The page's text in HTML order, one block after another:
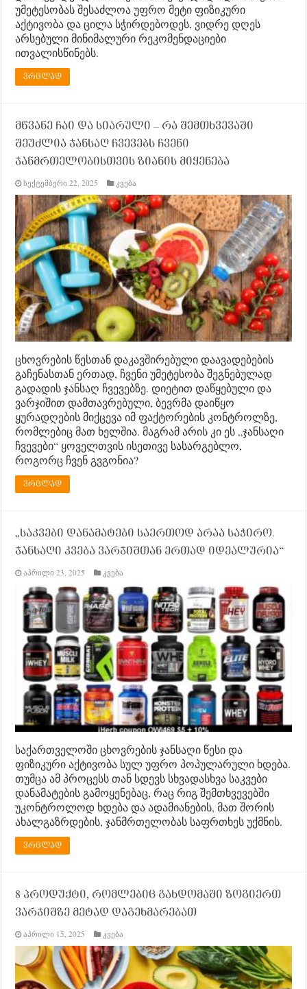
უმეტესობას შესაძლოა უფრო მეტი ფიზიკური
აქტივობა და ცილა სჭირდებოდეს, ვიდრე დღეს
არსებული მინიმალური რეკომენდაციები
ითვალისწინებს.
ვრცლად
მწვანე ჩაი და სიარული – რა შემთხვევაში
შეუძლია ჯანსაღ ჩვევებს ჩვენი
ჯანმრთელობისთვის ზიანის მიყენება
სექტემბერი 22, 2025 კვება
ცხოვრების წესთან დაკავშირებული დაავადებების
გაჩენასთან ერთად, ჩვენი უმეტესობა შეგნებულად
გადადის ჯანსაღ ჩვევებზე. დიეტით დაწყებული და
ვარჯიშით დამთავრებული, ბევრმა დაიწყო
ყურადღების მიქცევა იმ ფაქტორების კონტროლზე,
რომლებიც მათ ხელშია. მაგრამ არის კი ეს „ჯანსაღი
ჩვევები“ ყოველთვის ისეთივე სასარგებლო,
როგორც ჩვენ გვგონია?
ვრცლად
„საკვები დანამატები საერთოდ არაა საჭირო.
ჯანსაღი კვება ვარჯიშთან ერთად იდეალურია“
აპრილი 23, 2025 კვება
საქართველოში ცხოვრების ჯანსაღი წესი და
ფიზიკური აქტივობა სულ უფრო პოპულარული ხდება.
თუმცა ამ პროცესს თან სდევს სხვადასხვა საკვები
დანამატების გამოყენებაც, რაც რიგ შემთხვევებში
უკონტროლოდ ხდება და ადამიანების, მათ შორის
ახალგაზრდების, ჯანმრთელობას საფრთხეს უქმნის.
ვრცლად
8 პროდუქტი, რომლებიც გახდომაში ზოგიერთ
ვარჯიშზე მეტად დაგეხმარებათ
აპრილი 15, 2025 კვება